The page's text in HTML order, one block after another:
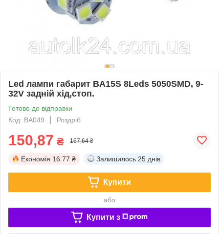
Led лампи габарит BA15S 8Leds 5050SMD, 9-
32V задній хід,стоп.
Готово до відправки
Код: BA049
Роздріб
150,87 ₴ 167,64 ₴
Економія 16.77 ₴ Залишилось 25 днів
Купити
або
Купити з